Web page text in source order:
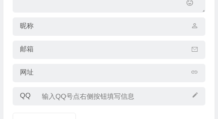
昵称
邮箱
网址
QQ